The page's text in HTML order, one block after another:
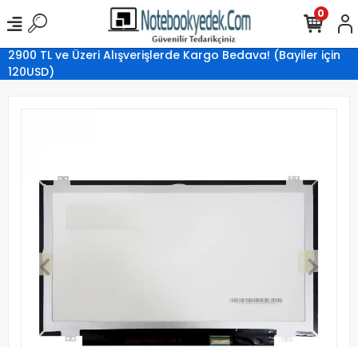
2900 TL ve Üzeri Alışverişlerde Kargo Bedava! (Bayiler için
120USD)
0